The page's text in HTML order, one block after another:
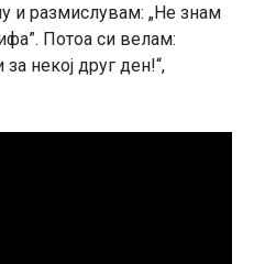
и размислувам: „Не знам
Потоа си велам:
некој друг ден!“,